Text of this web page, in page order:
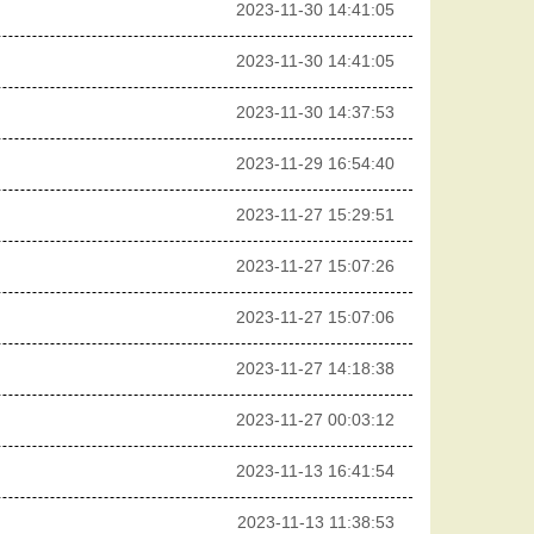
2023-11-30 14:41:05
2023-11-30 14:41:05
2023-11-30 14:37:53
2023-11-29 16:54:40
2023-11-27 15:29:51
2023-11-27 15:07:26
2023-11-27 15:07:06
2023-11-27 14:18:38
2023-11-27 00:03:12
2023-11-13 16:41:54
2023-11-13 11:38:53